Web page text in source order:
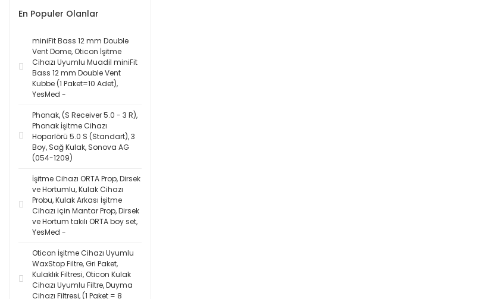
En Populer Olanlar
miniFit Bass 12 mm Double
Vent Dome, Oticon İşitme
Cihazı Uyumlu Muadil miniFit
Bass 12 mm Double Vent
Kubbe (1 Paket=10 Adet),
YesMed -
Phonak, (S Receiver 5.0 - 3 R),
Phonak İşitme Cihazı
Hoparlörü 5.0 S (Standart), 3
Boy, Sağ Kulak, Sonova AG
(054-1209)
İşitme Cihazı ORTA Prop, Dirsek
ve Hortumlu, Kulak Cihazı
Probu, Kulak Arkası İşitme
Cihazı için Mantar Prop, Dirsek
ve Hortum takılı ORTA boy set,
YesMed -
Oticon İşitme Cihazı Uyumlu
WaxStop Filtre, Gri Paket,
Kulaklık Filtresi, Oticon Kulak
Cihazı Uyumlu Filtre, Duyma
Cihazı Filtresi, (1 Paket = 8